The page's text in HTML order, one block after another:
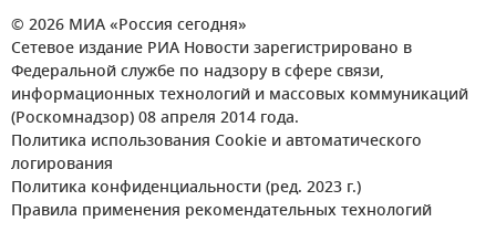
© 2026 МИА «Россия сегодня»
Сетевое издание РИА Новости зарегистрировано в
Федеральной службе по надзору в сфере связи,
информационных технологий и массовых коммуникаций
(Роскомнадзор) 08 апреля 2014 года.
Политика использования Cookie и автоматического
логирования
Политика конфиденциальности (ред. 2023 г.)
Правила применения рекомендательных технологий